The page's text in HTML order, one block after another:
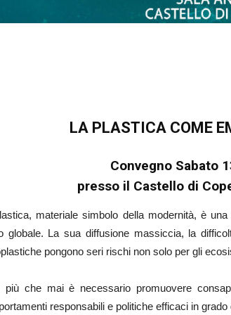
LA PLASTICA COME
Convegno Sabato
presso il Castello di
materiale simbolo della modernità, è
globale. La sua diffusione massiccia, la
pongono seri rischi non solo per gli
più che mai è necessario promuovere
responsabili e politiche efficaci in